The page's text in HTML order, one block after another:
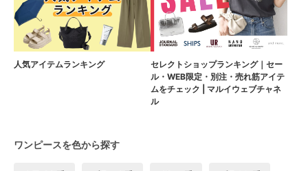
人気アイテムランキング
セレクトショップランキング｜セー
ル・WEB限定・別注・売れ筋アイテ
ムをチェック | マルイウェブチャネ
ル
ワンピースを色から探す